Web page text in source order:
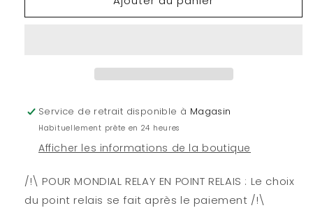
MY
-
Present
Mic
MY
-
Present
Mic
Service de retrait disponible à Magasin
Habituellement prête en 24 heures
Afficher les informations de la boutique
/!\ POUR MONDIAL RELAY EN POINT RELAIS : Le choix
du point relais se fait après le paiement /!\